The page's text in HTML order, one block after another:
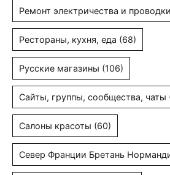
Ремонт электричества и проводки
Рестораны, кухня, еда (68)
Русские магазины (106)
Сайты, группы, сообщества, чаты
Салоны красоты (60)
Север Франции Бретань